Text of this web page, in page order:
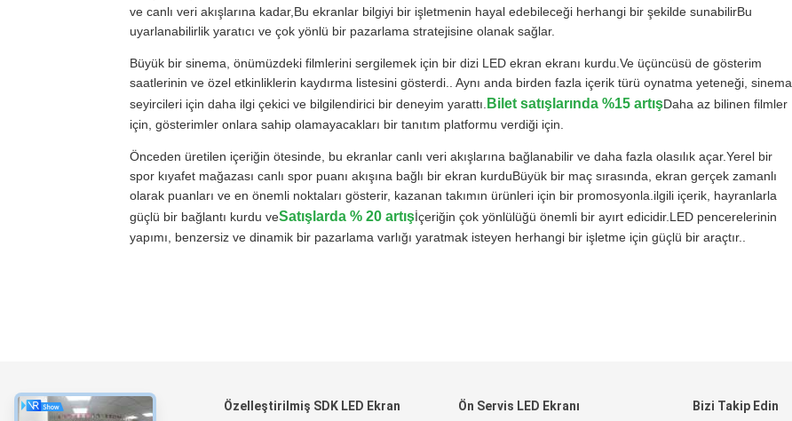
ve canlı veri akışlarına kadar,Bu ekranlar bilgiyi bir işletmenin hayal edebileceği herhangi bir şekilde sunabilirBu
uyarlanabilirlik yaratıcı ve çok yönlü bir pazarlama stratejisine olanak sağlar.
Büyük bir sinema, önümüzdeki filmlerini sergilemek için bir dizi LED ekran ekranı kurdu.Ve üçüncüsü de gösterim
saatlerinin ve özel etkinliklerin kaydırma listesini gösterdi.. Aynı anda birden fazla içerik türü oynatma yeteneği, sinema
seyircileri için daha ilgi çekici ve bilgilendirici bir deneyim yarattı. Bilet satışlarında %15 artışDaha az bilinen filmler
için, gösterimler onlara sahip olamayacakları bir tanıtım platformu verdiği için.
Önceden üretilen içeriğin ötesinde, bu ekranlar canlı veri akışlarına bağlanabilir ve daha fazla olasılık açar.Yerel bir
spor kıyafet mağazası canlı spor puanı akışına bağlı bir ekran kurduBüyük bir maç sırasında, ekran gerçek zamanlı
olarak puanları ve en önemli noktaları gösterir, kazanan takımın ürünleri için bir promosyonla.ilgili içerik, hayranlarla
güçlü bir bağlantı kurdu veSatışlarda % 20 artışİçeriğin çok yönlülüğü önemli bir ayırt edicidir.LED pencerelerinin
yapımı, benzersiz ve dinamik bir pazarlama varlığı yaratmak isteyen herhangi bir işletme için güçlü bir araçtır..
Hakkında Özelleştirilmiş SDK LED Ekran Ön Servis LED Ekranı Bizi Takip Edin